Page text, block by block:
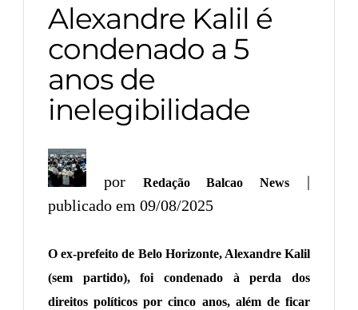
Alexandre Kalil é
condenado a 5
anos de
inelegibilidade
por Redação Balcao News
|
publicado em 09/08/2025
O ex-prefeito de Belo Horizonte, Alexandre Kalil
(sem partido), foi condenado à perda dos
direitos políticos por cinco anos, além de ficar